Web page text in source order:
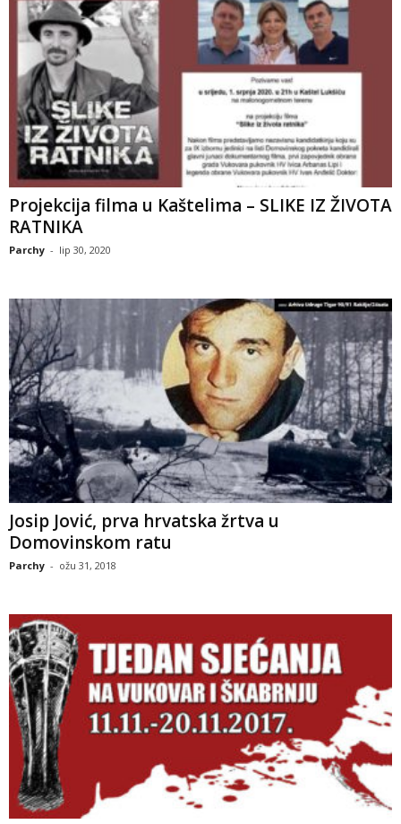
Projekcija filma u Kaštelima – SLIKE IZ ŽIVOTA
RATNIKA
Parchy - lip 30, 2020
Josip Jović, prva hrvatska žrtva u
Domovinskom ratu
Parchy - ožu 31, 2018